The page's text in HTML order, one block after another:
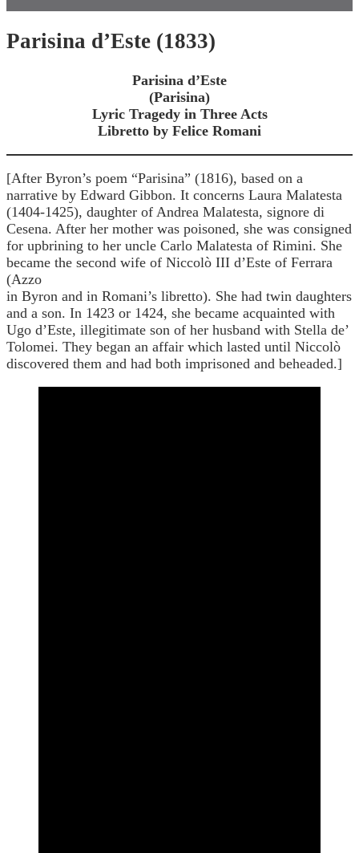
Parisina d’Este (1833)
Parisina d’Este
(Parisina)
Lyric Tragedy in Three Acts
Libretto by Felice Romani
[After Byron’s poem “Parisina” (1816), based on a
narrative by Edward Gibbon. It concerns Laura Malatesta
(1404-1425), daughter of Andrea Malatesta, signore di
Cesena. After her mother was poisoned, she was consigned
for upbrining to her uncle Carlo Malatesta of Rimini. She
became the second wife of Niccolò III d’Este of Ferrara
(Azzo
in Byron and in Romani’s libretto). She had twin daughters
and a son. In 1423 or 1424, she became acquainted with
Ugo d’Este, illegitimate son of her husband with Stella de’
Tolomei. They began an affair which lasted until Niccolò
discovered them and had both imprisoned and beheaded.]